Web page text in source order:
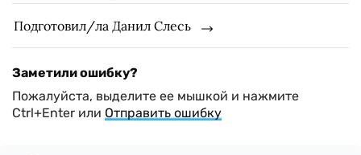
Подготовил/ла Данил Слесь
Заметили ошибку?
Пожалуйста, выделите ее мышкой и нажмите
Ctrl+Enter или Отправить ошибку